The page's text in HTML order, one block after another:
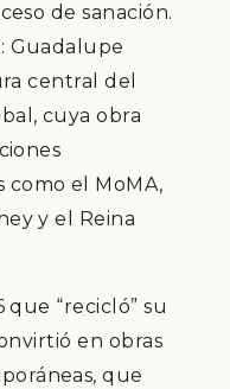
de sanación.
Guadalupe
central del
cuya obra
como el MoMA,
y el Reina
que “recicló” su
en obras
que